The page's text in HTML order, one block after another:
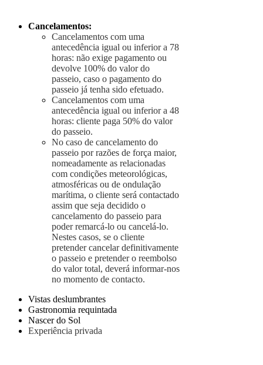
Cancelamentos:
Cancelamentos com uma
antecedência igual ou inferior a 78
horas: não exige pagamento ou
devolve 100% do valor do
passeio, caso o pagamento do
passeio já tenha sido efetuado.
Cancelamentos com uma
antecedência igual ou inferior a 48
horas: cliente paga 50% do valor
do passeio.
No caso de cancelamento do
passeio por razões de força maior,
nomeadamente as relacionadas
com condições meteorológicas,
atmosféricas ou de ondulação
marítima, o cliente será contactado
assim que seja decidido o
cancelamento do passeio para
poder remarcá-lo ou cancelá-lo.
Nestes casos, se o cliente
pretender cancelar definitivamente
o passeio e pretender o reembolso
do valor total, deverá informar-nos
no momento de contacto.
Vistas deslumbrantes
Gastronomia requintada
Nascer do Sol
Experiência privada